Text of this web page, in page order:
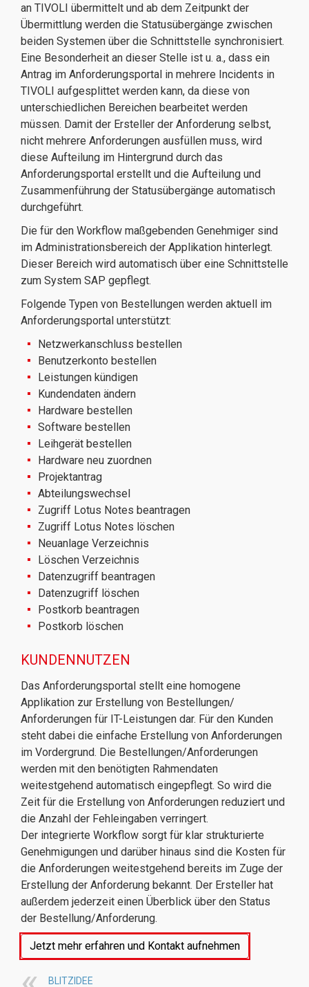
an TIVOLI übermittelt und ab dem Zeitpunkt der
Übermittlung werden die Statusübergänge zwischen
beiden Systemen über die Schnittstelle synchronisiert.
Eine Besonderheit an dieser Stelle ist u. a., dass ein
Antrag im Anforderungsportal in mehrere Incidents in
TIVOLI aufgesplittet werden kann, da diese von
unterschiedlichen Bereichen bearbeitet werden
müssen. Damit der Ersteller der Anforderung selbst,
nicht mehrere Anforderungen ausfüllen muss, wird
diese Aufteilung im Hintergrund durch das
Anforderungsportal erstellt und die Aufteilung und
Zusammenführung der Statusübergänge automatisch
durchgeführt.
Die für den Workflow maßgebenden Genehmiger sind
im Administrationsbereich der Applikation hinterlegt.
Dieser Bereich wird automatisch über eine Schnittstelle
zum System SAP gepflegt.
Folgende Typen von Bestellungen werden aktuell im
Anforderungsportal unterstützt:
Netzwerkanschluss bestellen
Benutzerkonto bestellen
Leistungen kündigen
Kundendaten ändern
Hardware bestellen
Software bestellen
Leihgerät bestellen
Hardware neu zuordnen
Projektantrag
Abteilungswechsel
Zugriff Lotus Notes beantragen
Zugriff Lotus Notes löschen
Neuanlage Verzeichnis
Löschen Verzeichnis
Datenzugriff beantragen
Datenzugriff löschen
Postkorb beantragen
Postkorb löschen
KUNDENNUTZEN
Das Anforderungsportal stellt eine homogene
Applikation zur Erstellung von Bestellungen/
Anforderungen für IT-Leistungen dar. Für den Kunden
steht dabei die einfache Erstellung von Anforderungen
im Vordergrund. Die Bestellungen/Anforderungen
werden mit den benötigten Rahmendaten
weitestgehend automatisch eingepflegt. So wird die
Zeit für die Erstellung von Anforderungen reduziert und
die Anzahl der Fehleingaben verringert.
Der integrierte Workflow sorgt für klar strukturierte
Genehmigungen und darüber hinaus sind die Kosten für
die Anforderungen weitestgehend bereits im Zuge der
Erstellung der Anforderung bekannt. Der Ersteller hat
außerdem jederzeit einen Überblick über den Status
der Bestellung/Anforderung.
Jetzt mehr erfahren und Kontakt aufnehmen
BLITZIDEE